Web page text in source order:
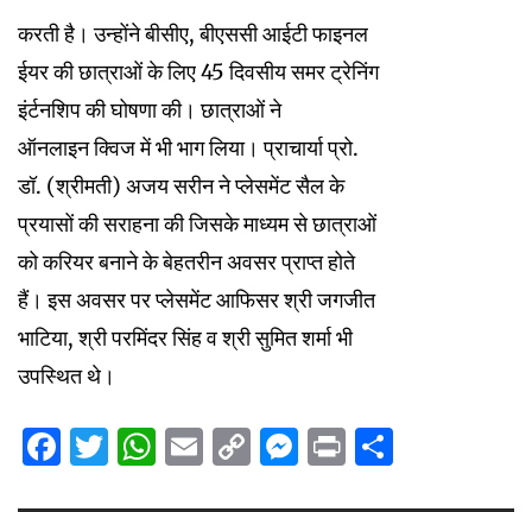
करती है। उन्होंने बीसीए, बीएससी आईटी फाइनल
ईयर की छात्राओं के लिए 45 दिवसीय समर ट्रेनिंग
इंर्टनशिप की घोषणा की। छात्राओं ने
ऑनलाइन क्विज में भी भाग लिया। प्राचार्या प्रो.
डॉ. (श्रीमती) अजय सरीन ने प्लेसमेंट सैल के
प्रयासों की सराहना की जिसके माध्यम से छात्राओं
को करियर बनाने के बेहतरीन अवसर प्राप्त होते
हैं। इस अवसर पर प्लेसमेंट आफिसर श्री जगजीत
भाटिया, श्री परमिंदर सिंह व श्री सुमित शर्मा भी
उपस्थित थे।
Facebook
Twitter
WhatsApp
Email
CopyMessenger
Print